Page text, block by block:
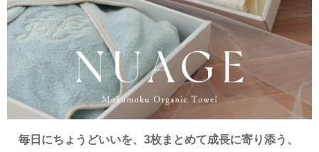
毎日にちょうどいいを、3枚まとめて成長に寄り添う、